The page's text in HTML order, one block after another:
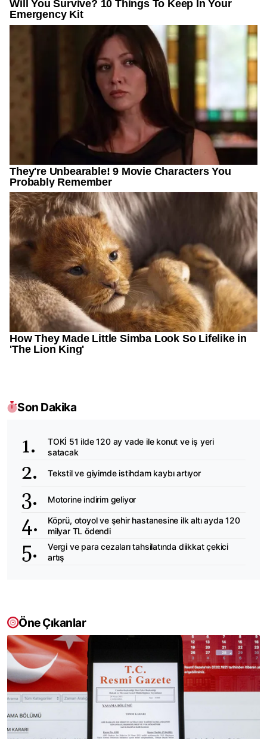
Son Dakika
TOKİ 51 ilde 120 ay vade ile konut ve iş yeri
satacak
Tekstil ve giyimde istihdam kaybı artıyor
Motorine indirim geliyor
Köprü, otoyol ve şehir hastanesine ilk altı ayda 120
milyar TL ödendi
Vergi ve para cezaları tahsilatında diikkat çekici
artış
Öne Çıkanlar